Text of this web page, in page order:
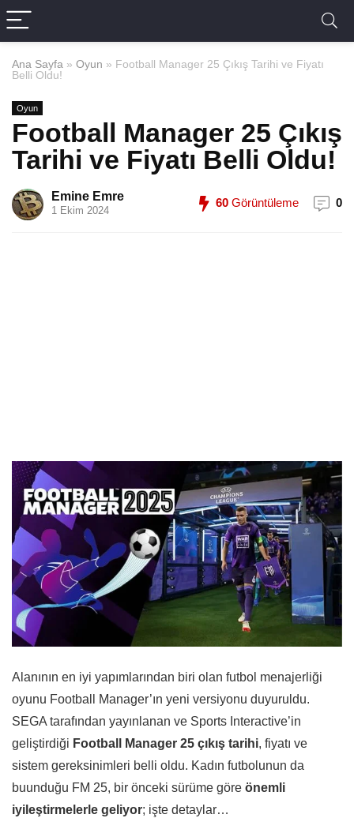
Ana Sayfa » Oyun » Football Manager 25 Çıkış Tarihi ve Fiyatı
Belli Oldu!
Oyun
Football Manager 25 Çıkış
Tarihi ve Fiyatı Belli Oldu!
Emine Emre
1 Ekim 2024
60 Görüntüleme 0
Alanının en iyi yapımlarından biri olan futbol menajerliği
oyunu Football Manager’ın yeni versiyonu duyuruldu.
SEGA tarafından yayınlanan ve Sports Interactive’in
geliştirdiği Football Manager 25 çıkış tarihi, fiyatı ve
sistem gereksinimleri belli oldu. Kadın futbolunun da
buunduğu FM 25, bir önceki sürüme göre önemli
iyileştirmelerle geliyor; işte detaylar…